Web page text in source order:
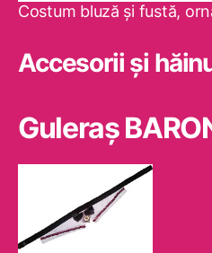
Costum bluză şi fustă,
Accesorii și
Guleraş